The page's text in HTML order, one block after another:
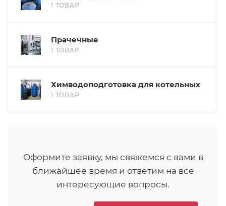
1 ТОВАР
Прачечные
1 ТОВАР
Химводоподготовка для котельных
1 ТОВАР
Оформите заявку, мы свяжемся с вами в
ближайшее время и ответим на все
интересующие вопросы.